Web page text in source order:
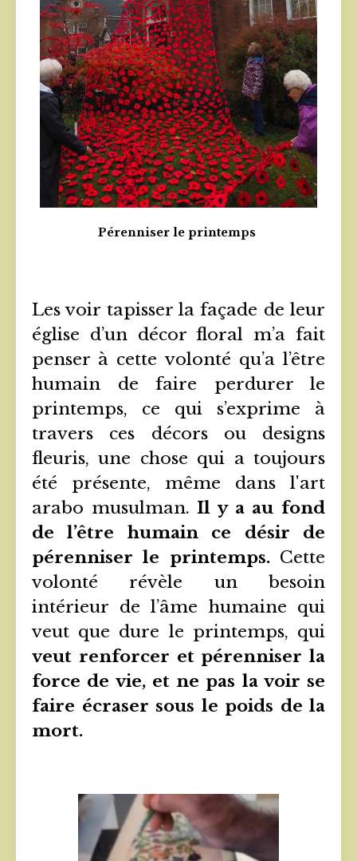
Pérenniser le printemps
Les voir tapisser la façade de leur
église d’un décor floral m’a fait
penser à cette volonté qu’a l’être
humain de faire perdurer le
printemps, ce qui s’exprime à
travers ces décors ou designs
fleuris, une chose qui a toujours
été présente, même dans l'art
arabo musulman.Il y a au fond
de l’être humain ce désir de
pérenniser le printemps.Cette
volonté révèle un besoin
intérieur de l’âme humaine qui
veut que dure le printemps, qui
veut renforcer et pérenniser la
force de vie, et ne pas la voir se
faire écraser sous le poids de la
mort.